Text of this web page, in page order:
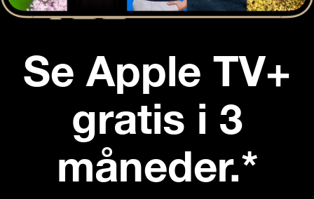
Se Apple TV+
gratis i 3
måneder.*